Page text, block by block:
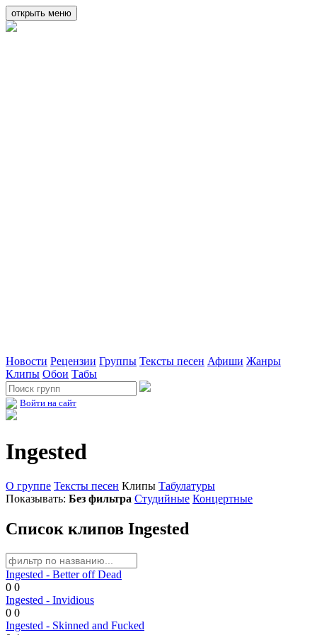
открыть меню
Новости Рецензии Группы Тексты песен Афиши Жанры
Клипы Обои Табы
Войти на сайт
Ingested
О группе Тексты песен Клипы Табулатуры
Показывать: Без фильтра Студийные Концертные
Список клипов Ingested
Ingested - Better off Dead
0 0
Ingested - Invidious
0 0
Ingested - Skinned and Fucked